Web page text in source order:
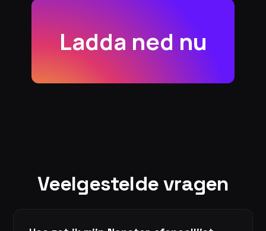
Ladda ned nu
Veelgestelde vragen